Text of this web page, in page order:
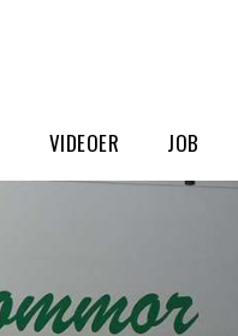
VIDEOER JOB